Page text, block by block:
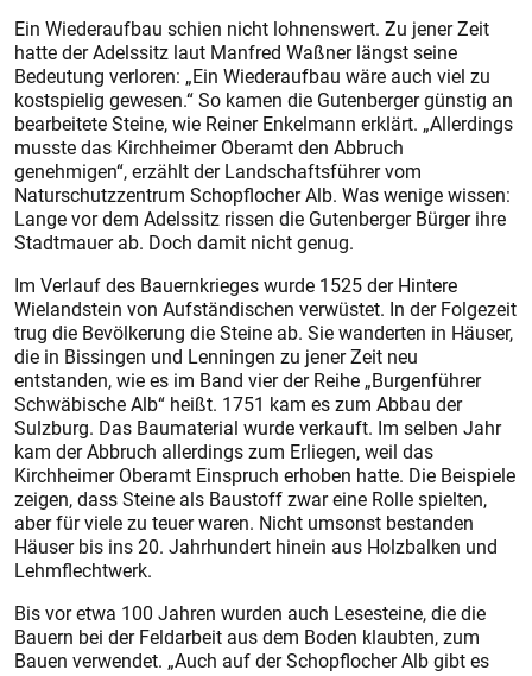
Ein Wiederaufbau schien nicht lohnenswert. Zu jener Zeit
hatte der Adelssitz laut Manfred Waßner längst seine
Bedeutung verloren: „Ein Wiederaufbau wäre auch viel zu
kostspielig gewesen.“ So kamen die Gutenberger günstig an
bearbeitete Steine, wie Reiner Enkelmann erklärt. „Allerdings
musste das Kirchheimer Oberamt den Abbruch
genehmigen“, erzählt der Landschaftsführer vom
Naturschutzzentrum Schopflocher Alb. Was wenige wissen:
Lange vor dem Adelssitz rissen die Gutenberger Bürger ihre
Stadtmauer ab. Doch damit nicht genug.
Im Verlauf des Bauernkrieges wurde 1525 der Hintere
Wielandstein von Aufständischen verwüstet. In der Folgezeit
trug die Bevölkerung die Steine ab. Sie wanderten in Häuser,
die in Bissingen und Lenningen zu jener Zeit neu
entstanden, wie es im Band vier der Reihe „Burgenführer
Schwäbische Alb“ heißt. 1751 kam es zum Abbau der
Sulzburg. Das Baumaterial wurde verkauft. Im selben Jahr
kam der Abbruch allerdings zum Erliegen, weil das
Kirchheimer Oberamt Einspruch erhoben hatte. Die Beispiele
zeigen, dass Steine als Baustoff zwar eine Rolle spielten,
aber für viele zu teuer waren. Nicht umsonst bestanden
Häuser bis ins 20. Jahrhundert hinein aus Holzbalken und
Lehmflechtwerk.
Bis vor etwa 100 Jahren wurden auch Lesesteine, die die
Bauern bei der Feldarbeit aus dem Boden klaubten, zum
Bauen verwendet. „Auch auf der Schopflocher Alb gibt es